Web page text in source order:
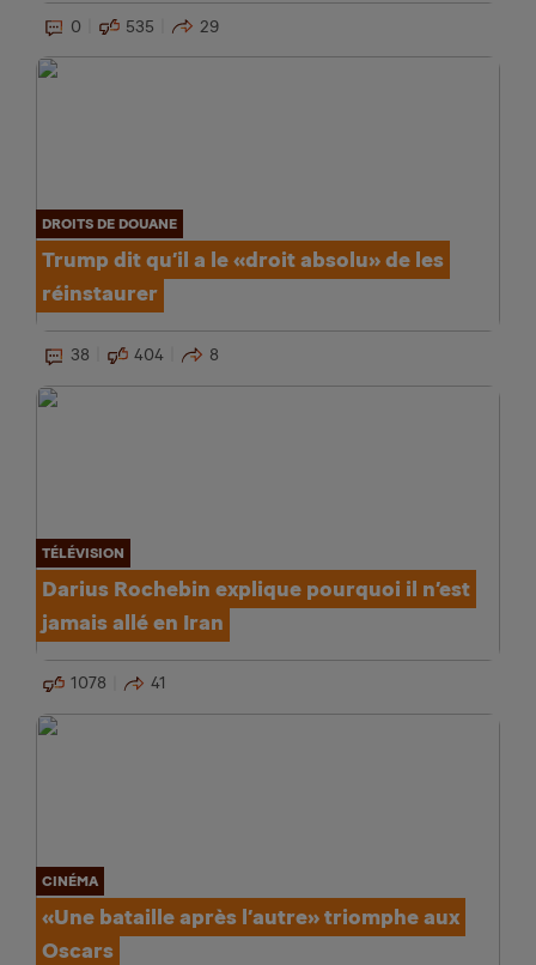
0 535 29
DROITS DE DOUANE
Trump dit qu’il a le «droit absolu» de les
réinstaurer
38 404 8
TÉLÉVISION
Darius Rochebin explique pourquoi il n’est
jamais allé en Iran
1078 41
CINÉMA
«Une bataille après l’autre» triomphe aux
Oscars